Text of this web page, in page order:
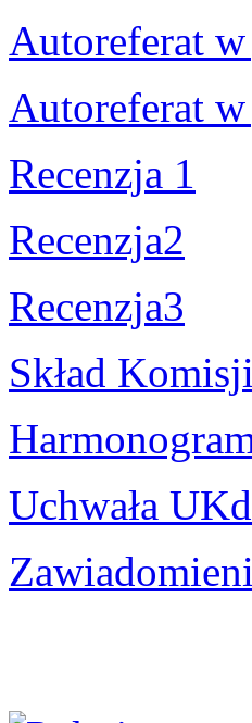
Autoreferat
Autoreferat
Recenzja 1
Recenzja2
Recenzja3
Skład
Uchwała